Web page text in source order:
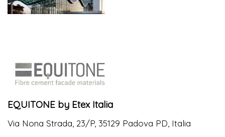
EQUITONE by Etex Italia
Via Nona Strada, 23/P, 35129 Padova PD, Italia